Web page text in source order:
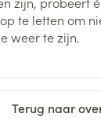
te letten om
weer te zijn.
Terug naar